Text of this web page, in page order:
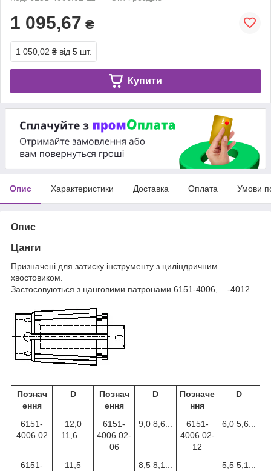
1 095,67 ₴
1 050,02 ₴ від 5 шт.
Купити
Опис Характеристики Доставка Оплата Умови
Опис
Цанги
Призначені для затиску інструменту з циліндричним
хвостовиком.
Застосовуються з цанговими патронами 6151-4006, ...-4012.
Познач
ення
D
Познач
ення
D
Позначе
ння
D
6151-
4006.02
12,0
11,6...
6151-
4006.02-
06
9,0 8,6...
6151-
4006.02-
12
6,0 5,6...
6151-
11,5
8,5 8,1... 5,5 5,1...